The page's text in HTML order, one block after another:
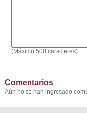
(Máximo 500 caracteres)
Comentarios
Aún no se han ingresado